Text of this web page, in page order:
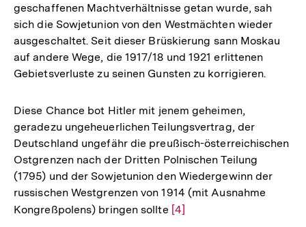
geschaffenen Machtverhältnisse getan wurde, sah
sich die Sowjetunion von den Westmächten wieder
ausgeschaltet. Seit dieser Brüskierung sann Moskau
auf andere Wege, die 1917/18 und 1921 erlittenen
Gebietsverluste zu seinen Gunsten zu korrigieren.
Diese Chance bot Hitler mit jenem geheimen,
geradezu ungeheuerlichen Teilungsvertrag, der
Deutschland ungefähr die preußisch-österreichischen
Ostgrenzen nach der Dritten Polnischen Teilung
(1795) und der Sowjetunion den Wiedergewinn der
russischen Westgrenzen von 1914 (mit Ausnahme
Kongreßpolens) bringen sollte Zur
[4]